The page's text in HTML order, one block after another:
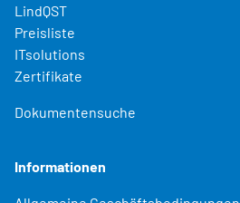
LindQST
Preisliste
ITsolutions
Zertifikate
Dokumentensuche
Informationen